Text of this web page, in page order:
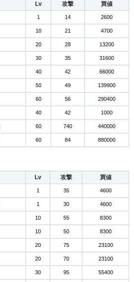
Lv 攻撃 買値
1 14 2600
10 21 4700
20 28 13200
30 35 31600
40 42 66000
50 49 139900
60 56 290400
40 42 1000
60 740 440000
60 84 880000
Lv 攻撃 買値
1 35 4600
1 30 4600
10 55 8300
10 50 8300
20 75 23100
20 70 23100
30 95 55400